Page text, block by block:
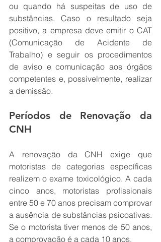
ou quando há suspeitas de uso de
substâncias. Caso o resultado seja
positivo, a empresa deve emitir o CAT
(Comunicação de Acidente de
Trabalho) e seguir os procedimentos
de aviso e comunicação aos órgãos
competentes e, possivelmente, realizar
a demissão.
Períodos de Renovação da
CNH
A renovação da CNH exige que
motoristas de categorias específicas
realizem o exame toxicológico. A cada
cinco anos, motoristas profissionais
entre 50 e 70 anos precisam comprovar
a ausência de substâncias psicoativas.
Se o motorista tiver menos de 50 anos,
a comprovação é a cada 10 anos.